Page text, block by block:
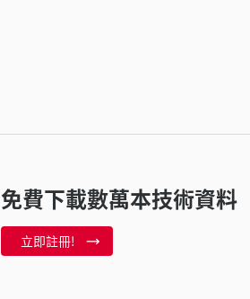
免費下載數萬本技術資料
立即註冊!